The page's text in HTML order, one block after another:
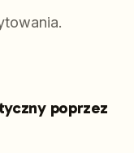
poprzez